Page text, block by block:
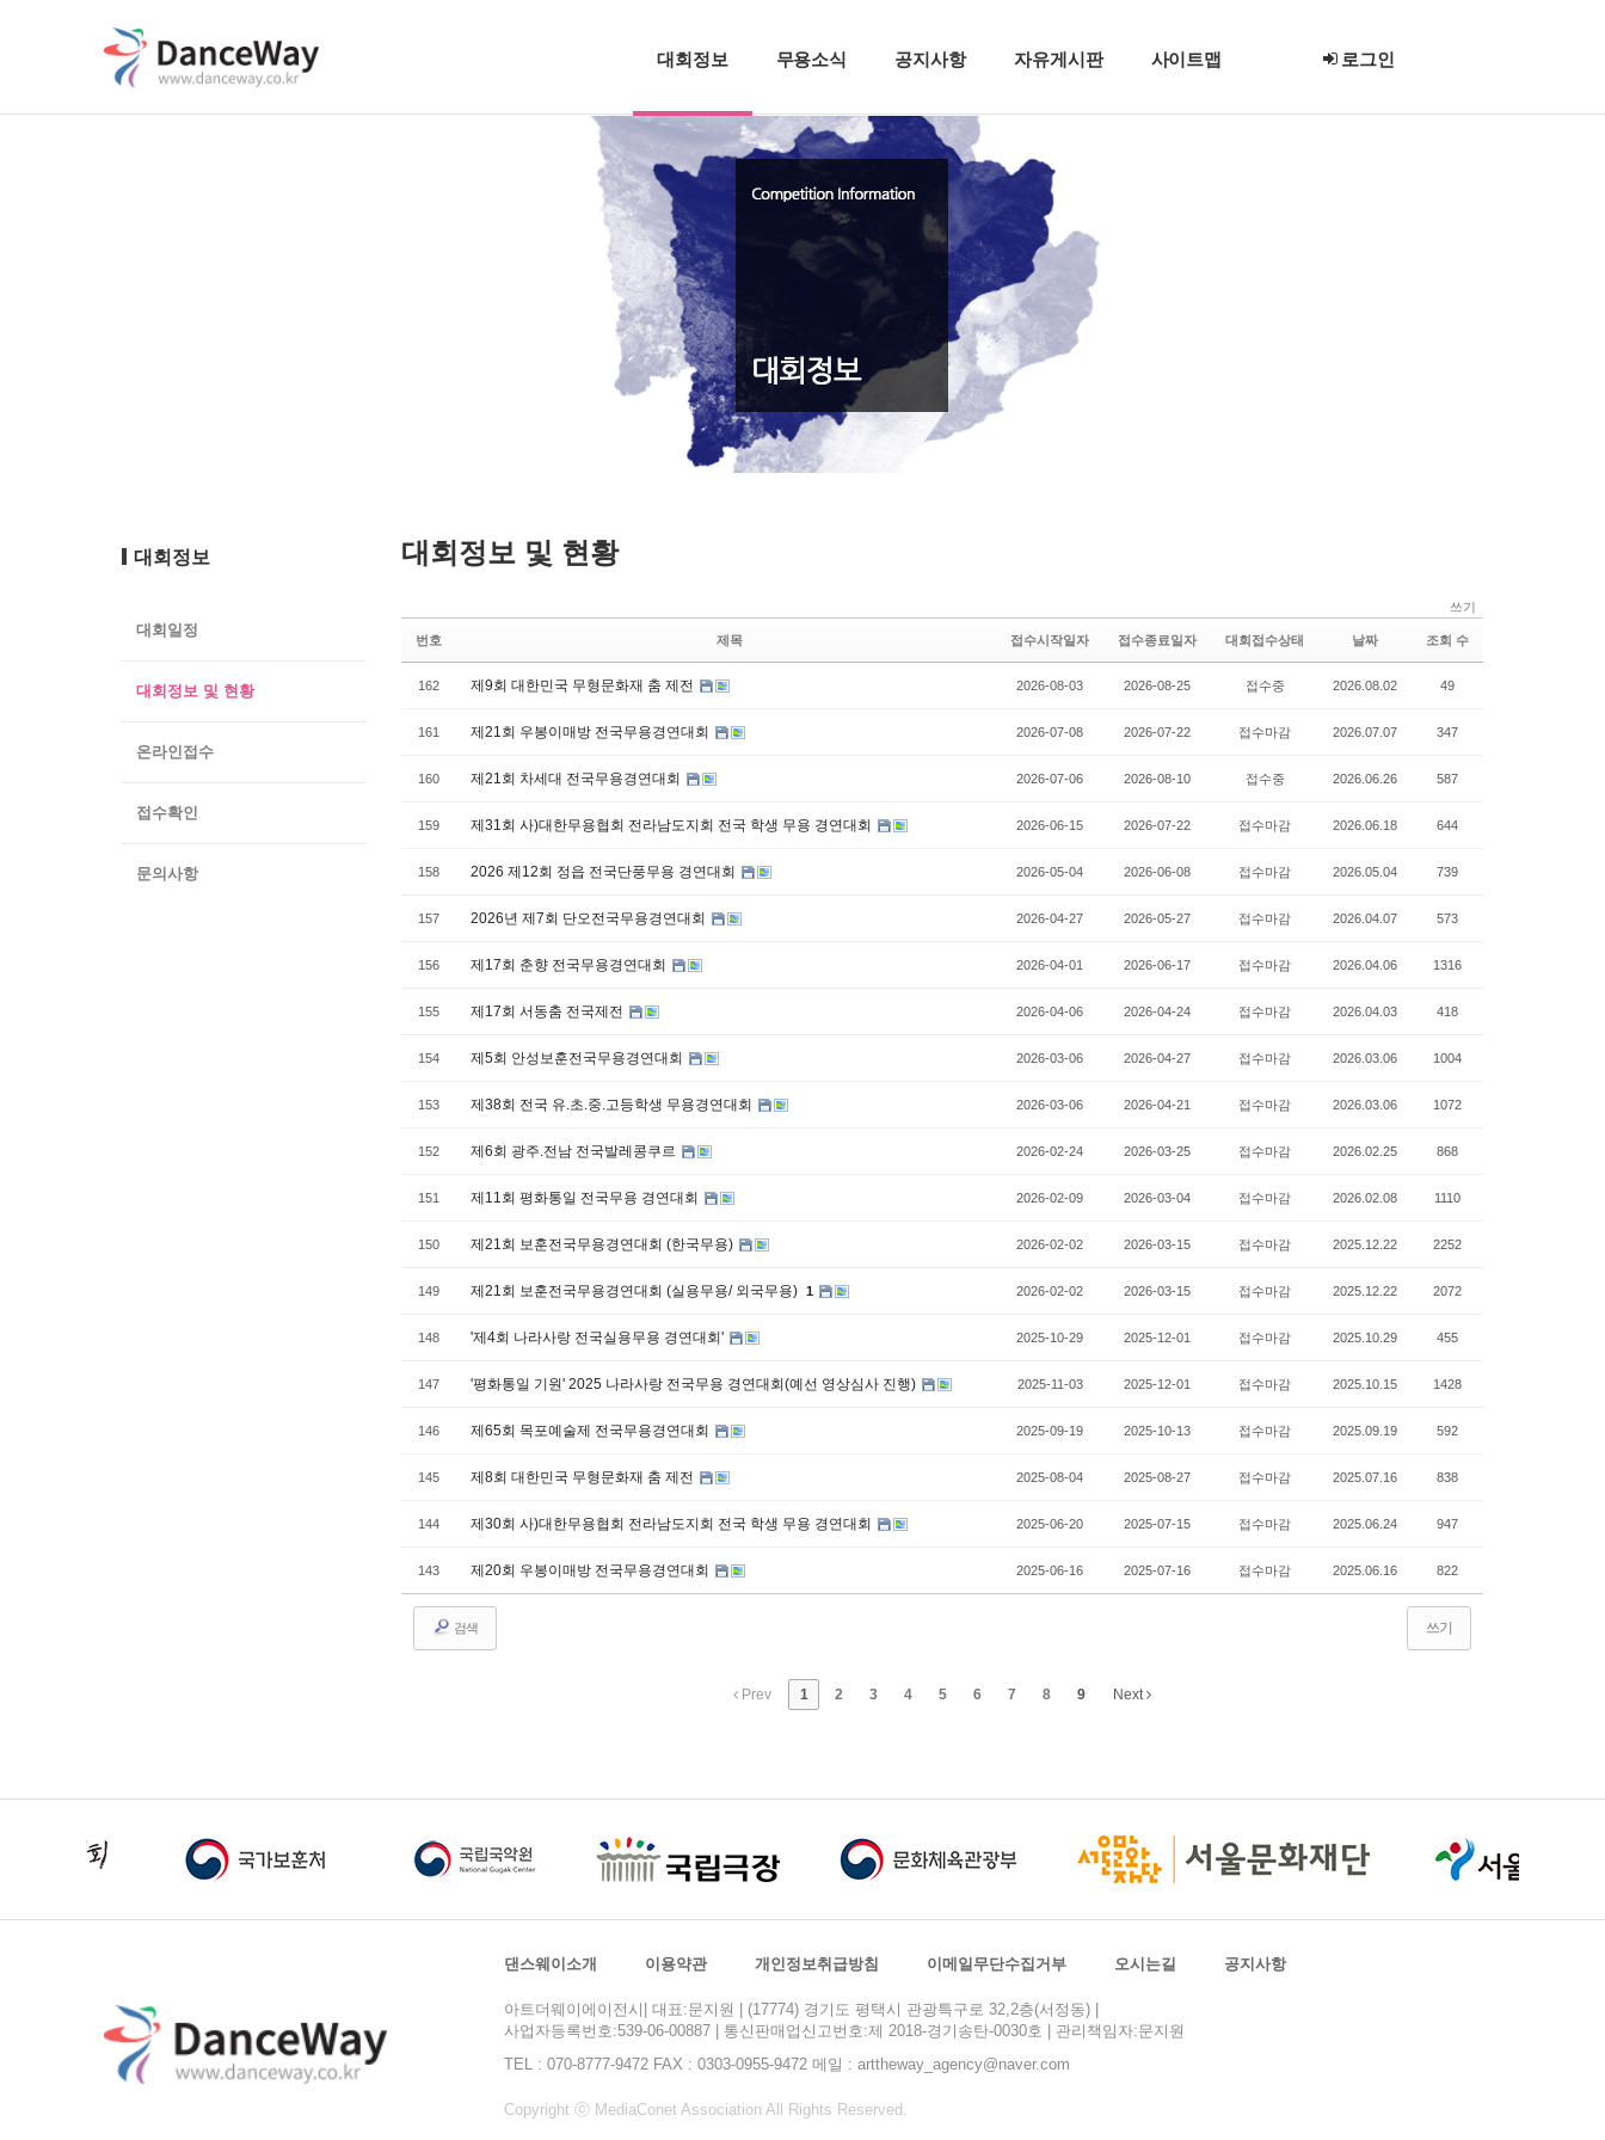
대회정보 무용소식 공지사항 자유게시판 사이트맵 로그인
대회정보 및 현황
쓰기
번호 제목 접수시작일자 접수종료일자 대회접수상태 날짜 조회 수
162 제9회 대한민국 무형문화재 춤 제전 2026-08-03 2026-08-25 접수중 2026.08.02 49
161 제21회 우봉이매방 전국무용경연대회 2026-07-08 2026-07-22 접수마감 2026.07.07 347
160 제21회 차세대 전국무용경연대회 2026-07-06 2026-08-10 접수중 2026.06.26 587
159 제31회 사)대한무용협회 전라남도지회 전국 학생 무용 경연대회 2026-06-15 2026-07-22 접수마감 2026.06.18 644
158 2026 제12회 정읍 전국단풍무용 경연대회 2026-05-04 2026-06-08 접수마감 2026.05.04 739
157 2026년 제7회 단오전국무용경연대회 2026-04-27 2026-05-27 접수마감 2026.04.07 573
156 제17회 춘향 전국무용경연대회 2026-04-01 2026-06-17 접수마감 2026.04.06 1316
155 제17회 서동춤 전국제전 2026-04-06 2026-04-24 접수마감 2026.04.03 418
154 제5회 안성보훈전국무용경연대회 2026-03-06 2026-04-27 접수마감 2026.03.06 1004
153 제38회 전국 유.초.중.고등학생 무용경연대회 2026-03-06 2026-04-21 접수마감 2026.03.06 1072
152 제6회 광주.전남 전국발레콩쿠르 2026-02-24 2026-03-25 접수마감 2026.02.25 868
151 제11회 평화통일 전국무용 경연대회 2026-02-09 2026-03-04 접수마감 2026.02.08 1110
150 제21회 보훈전국무용경연대회 (한국무용) 2026-02-02 2026-03-15 접수마감 2025.12.22 2252
149 제21회 보훈전국무용경연대회 (실용무용/ 외국무용) 1 2026-02-02 2026-03-15 접수마감 2025.12.22 2072
148 '제4회 나라사랑 전국실용무용 경연대회' 2025-10-29 2025-12-01 접수마감 2025.10.29 455
147 '평화통일 기원' 2025 나라사랑 전국무용 경연대회(예선 영상심사 진행) 2025-11-03 2025-12-01 접수마감 2025.10.15 1428
146 제65회 목포예술제 전국무용경연대회 2025-09-19 2025-10-13 접수마감 2025.09.19 592
145 제8회 대한민국 무형문화재 춤 제전 2025-08-04 2025-08-27 접수마감 2025.07.16 838
144 제30회 사)대한무용협회 전라남도지회 전국 학생 무용 경연대회 2025-06-20 2025-07-15 접수마감 2025.06.24 947
143 제20회 우봉이매방 전국무용경연대회 2025-06-16 2025-07-16 접수마감 2025.06.16 822
검색 쓰기
Prev 1 2 3 4 5 6 7 8 9 Next
대회정보
대회일정
대회정보 및 현황
온라인접수
접수확인
문의사항
댄스웨이소개 이용약관 개인정보취급방침 이메일무단수집거부 오시는길 공지사항
아트더웨이에이전시| 대표:문지원 | (17774) 경기도 평택시 관광특구로 32,2층(서정동) |
사업자등록번호:539-06-00887 | 통신판매업신고번호:제 2018-경기송탄-0030호 | 관리책임자:문지원
TEL : 070-8777-9472 FAX : 0303-0955-9472 메일 : arttheway_agency@naver.com
Copyright ⓒ MediaConet Association All Rights Reserved.
Sketchbook5, 스케치북5